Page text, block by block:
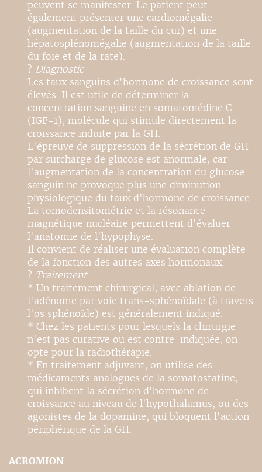
peuvent se manifester. Le patient peut
également présenter une cardiomégalie
(augmentation de la taille du cur) et une
hépatosplénomégalie (augmentation de la taille
du foie et de la rate).
? Diagnostic
Les taux sanguins d'hormone de croissance sont
élevés. Il est utile de déterminer la
concentration sanguine en somatomédine C
(IGF-1), molécule qui stimule directement la
croissance induite par la GH.
L'épreuve de suppression de la sécrétion de GH
par surcharge de glucose est anormale, car
l'augmentation de la concentration du glucose
sanguin ne provoque plus une diminution
physiologique du taux d'hormone de croissance.
La tomodensitométrie et la résonance
magnétique nucléaire permettent d'évaluer
l'anatomie de l'hypophyse.
Il convient de réaliser une évaluation complète
de la fonction des autres axes hormonaux.
? Traitement
* Un traitement chirurgical, avec ablation de
l'adénome par voie trans-sphénoïdale (à travers
l'os sphénoïde) est généralement indiqué.
* Chez les patients pour lesquels la chirurgie
n'est pas curative ou est contre-indiquée, on
opte pour la radiothérapie.
* En traitement adjuvant, on utilise des
médicaments analogues de la somatostatine,
qui inhibent la sécrétion d'hormone de
croissance au niveau de l'hypothalamus, ou des
agonistes de la dopamine, qui bloquent l'action
périphérique de la GH.
ACROMION